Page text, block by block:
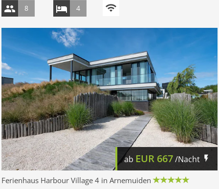
8 4
ab EUR 667/Nacht
Ferienhaus Harbour Village 4 in Arnemuiden